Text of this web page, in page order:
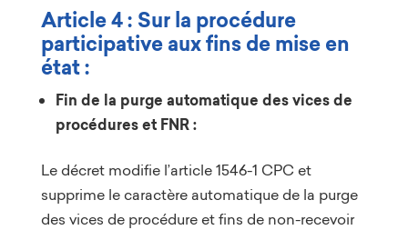
Article 4 : Sur la procédure
participative aux fins de mise en
état :
Fin de la purge automatique des vices de
procédures et FNR :
Le décret modifie l’article 1546-1 CPC et
supprime le caractère automatique de la purge
des vices de procédure et fins de non-recevoir